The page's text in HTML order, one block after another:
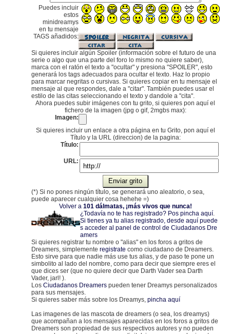
Puedes incluir
estos
minidreamys
en tu mensaje
TAGS añadidos:
Si quieres incluir algún Spoiler (información sobre el futuro de una
serie o algo que una parte del foro lo mismo no quiere saber),
marca con el ratón el texto a "ocultar" y presiona "SPOILER", esto
generará los tags adecuados para ocultar el texto. Haz lo propio
para marcar negritas o cursivas. Si quieres copiar en tu mensaje el
mensaje al que respondes, dale a "citar". También puedes usar el
estilo de las citas seleccionando el texto y dandole a "cita".
Ahora puedes subir imágenes con tu grito, si quieres pon aquí el
fichero de la imagen (jpg o gif, 2mgbs max):
Imagen:
Si quieres incluir un enlace a otra página en tu Grito, pon aquí el
Título y la URL (direccion) de la pagina:
Título:
URL:
(*) Si no pones ningún título, se generará uno aleatorio, o sea,
puede aparecer cualquier cosa hehehe =)
Volver a 101 dálmatas, ¡más vivos que nunca!
¿Todavía no te has registrado? Pos pincha aquí.
Si tienes ya tu alias registrado, desde aquí puede
s acceder al panel de control de Ciudadanos Dre
amers
Si quieres registrar tu nombre o "alias" en los foros a gritos de
Dreamers, simplemente registrate como ciudadano de Dreamers.
Esto sirve para que nadie más use tus alias, y de paso te pone un
simbolito al lado del nombre, como para decir que siempre eres el
que dices ser (que no quiere decir que Darth Vader sea Darth
Vader, jarl! ).
Los Ciudadanos Dreamerspueden tener Dreamys personalizados
para sus mensajes.
Si quieres saber más sobre los Dreamys, pincha aquí
Las imagenes de las mascota de dreamers (o sea, los dreamys)
que acompañan a los mensajes aparecidas en los foros a gritos de
Dreamers son propiedad de sus respectivos autores y no pueden